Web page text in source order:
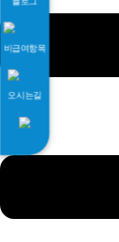
비급여항목
오시는길